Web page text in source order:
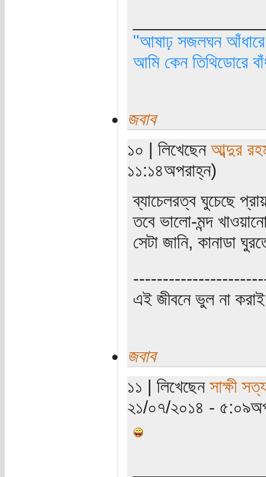
"আষাঢ় সজলঘন আঁধারে,
আমি কেন তিথিডোরে
জবাব
১০ | লিখেছেন আব্দুর
১১:১৪অপরাহ্ন)
ব্যাচেলরত্ব ঘুচেছে
তবে ভালো-মন্দ
সেটা জানি, কানাডা
এই জীবনে ভুল না
জবাব
১১ | লিখেছেন সাক্ষী
২১/০৭/২০১৪ -